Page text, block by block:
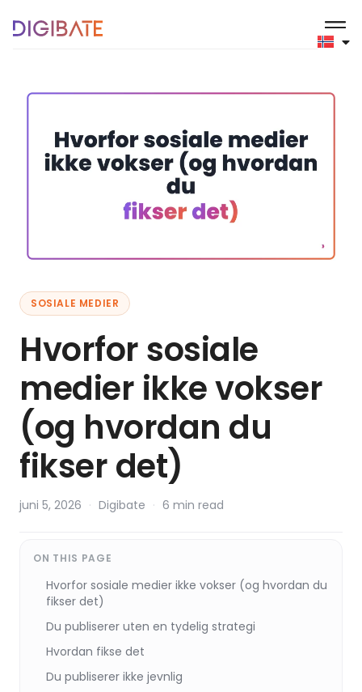
SOSIALE MEDIER
Hvorfor sosiale
medier ikke vokser
(og hvordan du
fikser det)
juni 5, 2026 · Digibate · 6 min read
ON THIS PAGE
Hvorfor sosiale medier ikke vokser (og hvordan du
fikser det)
Du publiserer uten en tydelig strategi
Hvordan fikse det
Du publiserer ikke jevnlig